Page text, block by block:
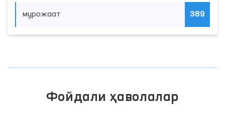
мурожаат 389
Фойдали ҳаволалар